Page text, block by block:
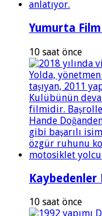
Yumurta
10 saat önce
Kaybedenler
10 saat önce